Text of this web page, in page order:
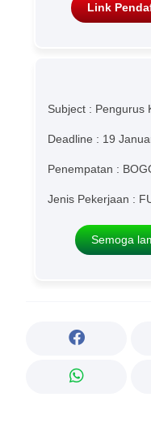
Link
Subject : Pengurus
Deadline : 19
Penempatan :
Jenis Pekerjaan :
Semoga